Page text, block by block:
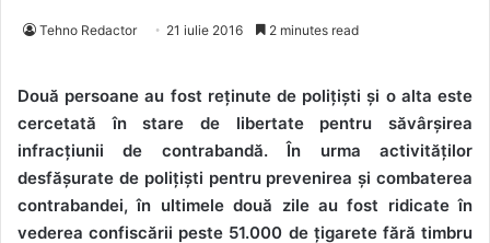
Tehno Redactor 21 iulie 2016 2 minutes read
Două persoane au fost reținute de polițiști și o alta este
cercetată în stare de libertate pentru săvârșirea
infracțiunii de contrabandă. În urma activităților
desfășurate de polițiști pentru prevenirea și combaterea
contrabandei, în ultimele două zile au fost ridicate în
vederea confiscării peste 51.000 de țigarete fără timbru